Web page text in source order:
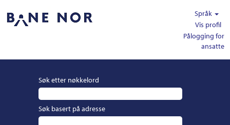
Språk
Vis profil
Pålogging for
ansatte
Søk etter nøkkelord
Søk basert på adresse